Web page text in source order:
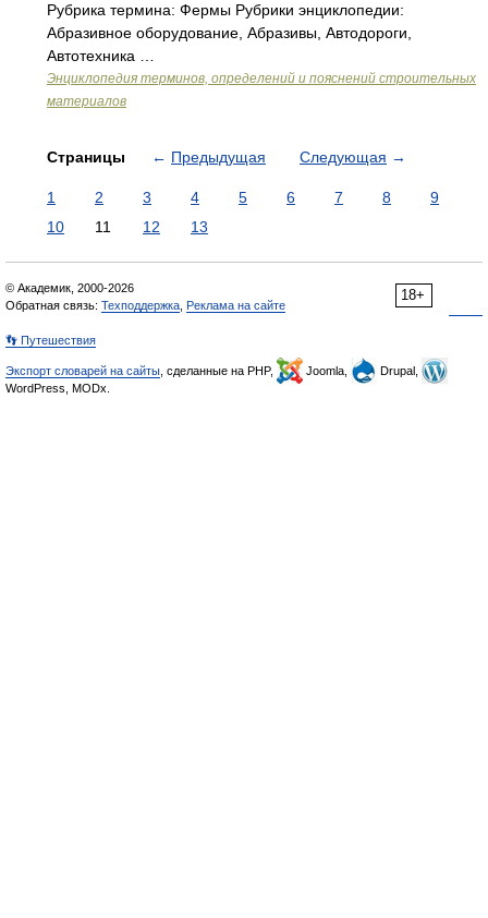
Рубрика термина: Фермы Рубрики энциклопедии:
Абразивное оборудование, Абразивы, Автодороги,
Автотехника …
Энциклопедия терминов, определений и пояснений строительных
материалов
Страницы ← Предыдущая Следующая →
1 2 3 4 5 6 7 8
9
10
11 12 13
18+
© Академик, 2000-2026
Обратная связь: Техподдержка Реклама на сайте
👣 Путешествия
Экспорт словарей на сайты , сделанные на PHP, Joomla,
Drupal,
WordPress, MODx.